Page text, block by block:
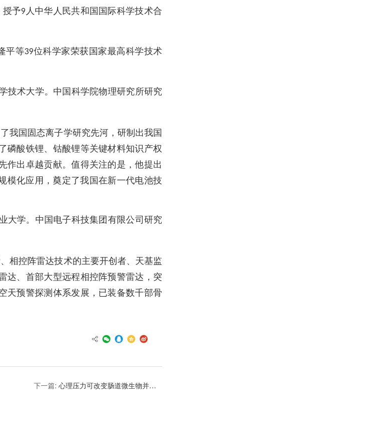
授予9 人中华人民共和国国际科学技术合
平等39位科学家荣获国家最高科学技术
技术大学。中国科学院物理研究所研究
我国固态离子学研究先河，研制出我国
磷酸铁锂、钴酸锂等关键材料知识产权
作出卓越贡献。值得关注的是，他提出
模化应用，奠定了我国在新一代电池技
大学。中国电子科技集团有限公司研究
相控阵雷达技术的主要开创者、天基监
达、首部大型远程相控阵预警雷达，突
天预警探测体系发展，已装备数千部骨
下一篇: 心理压力可改变肠道微生物并加速造血干细胞衰老